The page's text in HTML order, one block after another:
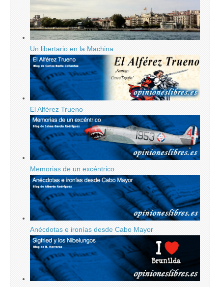
Un libertario en la Machina
El Alférez Trueno
Memorias de un excéntrico
Anécdotas e ironías desde Cabo Mayor